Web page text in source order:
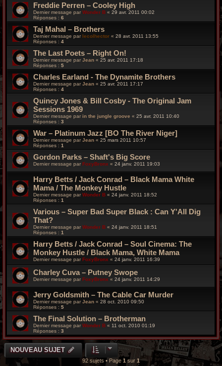
Freddie Perren – Cooley High
Dernier message par Wonder B « 29 avr. 2011 00:02
Réponses : 6
Taj Mahal – Brothers
Dernier message parlecolhector « 28 avr. 2011 13:55
Réponses : 4
The Last Poets – Right On!
Dernier message par Jean « 25 avr. 2011 17:18
Réponses : 5
Charles Earland - The Dynamite Brothers
Dernier message parJean « 25 avr. 2011 17:17
Réponses : 4
Quincy Jones & Bill Cosby - The Original Jam
Sessions 1969
Dernier message par in the jungle groove « 25 avr. 2011 10:40
Réponses : 3
War – Platinum Jazz [BO The River Niger]
Dernier message parJean « 25 mars 2011 10:57
Réponses : 1
Gordon Parks – Shaft's Big Score
Dernier message par FoxyBronx « 24 janv. 2011 19:03
Harry Betts / Jack Conrad – Black Mama White
Mama / The Monkey Hustle
Dernier message par Wonder B « 24 janv. 2011 18:52
Réponses : 1
Various – Super Bad Super Black : Can Y'All Dig
That?
Dernier message par Wonder B « 24 janv. 2011 18:51
Réponses : 1
Harry Betts / Jack Conrad – Soul Cinema: The
Monkey Hustle / Black Mama, White Mama
Dernier message par FoxyBronx « 24 janv. 2011 16:39
Charley Cuva – Putney Swope
Dernier message par FoxyBronx « 24 janv. 2011 14:29
Jerry Goldsmith – The Cable Car Murder
Dernier message parJean « 28 oct. 2010 09:50
Réponses : 5
The Final Solution – Brotherman
Dernier message par Wonder B « 11 oct. 2010 01:19
Réponses : 3
NOUVEAU SUJET
92 sujets • Page 1 sur 1